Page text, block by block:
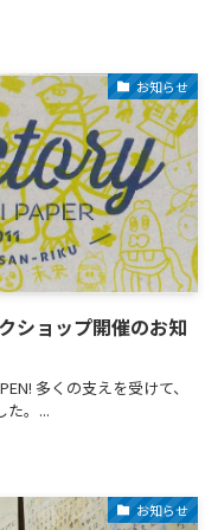
お知らせ
ショップ開催のお知
多くの支えを受けて、
た。...
お知らせ